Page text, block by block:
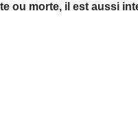
ou morte, il est aussi